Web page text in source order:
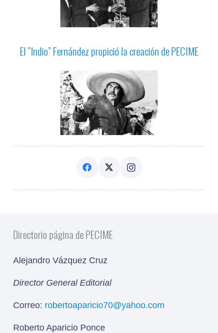
El ”Indio” Fernández propició la creación de PECIME
Directorio página de PECIME
Alejandro Vázquez Cruz
Director General Editorial
Correo: robertoaparicio70@yahoo.com
Roberto Aparicio Ponce